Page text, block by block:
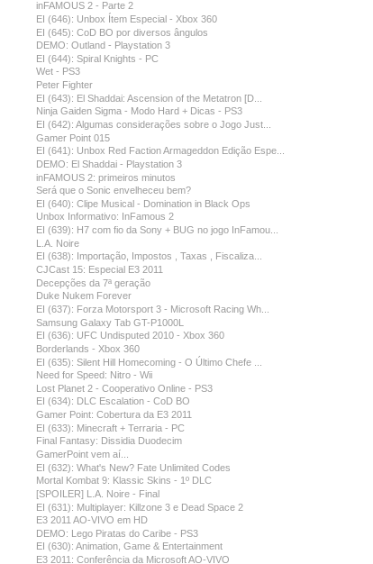
inFAMOUS 2 - Parte 2
EI (646): Unbox Ítem Especial - Xbox 360
EI (645): CoD BO por diversos ângulos
DEMO: Outland - Playstation 3
EI (644): Spiral Knights - PC
Wet - PS3
Peter Fighter
EI (643): El Shaddai: Ascension of the Metatron [D...
Ninja Gaiden Sigma - Modo Hard + Dicas - PS3
EI (642): Algumas considerações sobre o Jogo Just...
Gamer Point 015
EI (641): Unbox Red Faction Armageddon Edição Espe...
DEMO: El Shaddai - Playstation 3
inFAMOUS 2: primeiros minutos
Será que o Sonic envelheceu bem?
EI (640): Clipe Musical - Domination in Black Ops
Unbox Informativo: InFamous 2
EI (639): H7 com fio da Sony + BUG no jogo InFamou...
L.A. Noire
EI (638): Importação, Impostos , Taxas , Fiscaliza...
CJCast 15: Especial E3 2011
Decepções da 7ª geração
Duke Nukem Forever
EI (637): Forza Motorsport 3 - Microsoft Racing Wh...
Samsung Galaxy Tab GT-P1000L
EI (636): UFC Undisputed 2010 - Xbox 360
Borderlands - Xbox 360
EI (635): Silent Hill Homecoming - O Último Chefe ...
Need for Speed: Nitro - Wii
Lost Planet 2 - Cooperativo Online - PS3
EI (634): DLC Escalation - CoD BO
Gamer Point: Cobertura da E3 2011
EI (633): Minecraft + Terraria - PC
Final Fantasy: Dissidia Duodecim
GamerPoint vem aí...
EI (632): What's New? Fate Unlimited Codes
Mortal Kombat 9: Klassic Skins - 1º DLC
[SPOILER] L.A. Noire - Final
EI (631): Multiplayer: Killzone 3 e Dead Space 2
E3 2011 AO-VIVO em HD
DEMO: Lego Piratas do Caribe - PS3
EI (630): Animation, Game & Entertainment
E3 2011: Conferência da Microsoft AO-VIVO